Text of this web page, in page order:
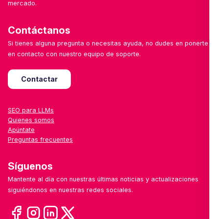
mercado.
Contáctanos
Si tienes alguna pregunta o necesitas ayuda, no dudes en ponerte
en contacto con nuestro equipo de soporte.
Contactar
SEO para LLMs
Quienes somos
Apúntate
Preguntas frecuentes
Síguenos
Mantente al día con nuestras últimas noticias y actualizaciones
siguiéndonos en nuestras redes sociales.